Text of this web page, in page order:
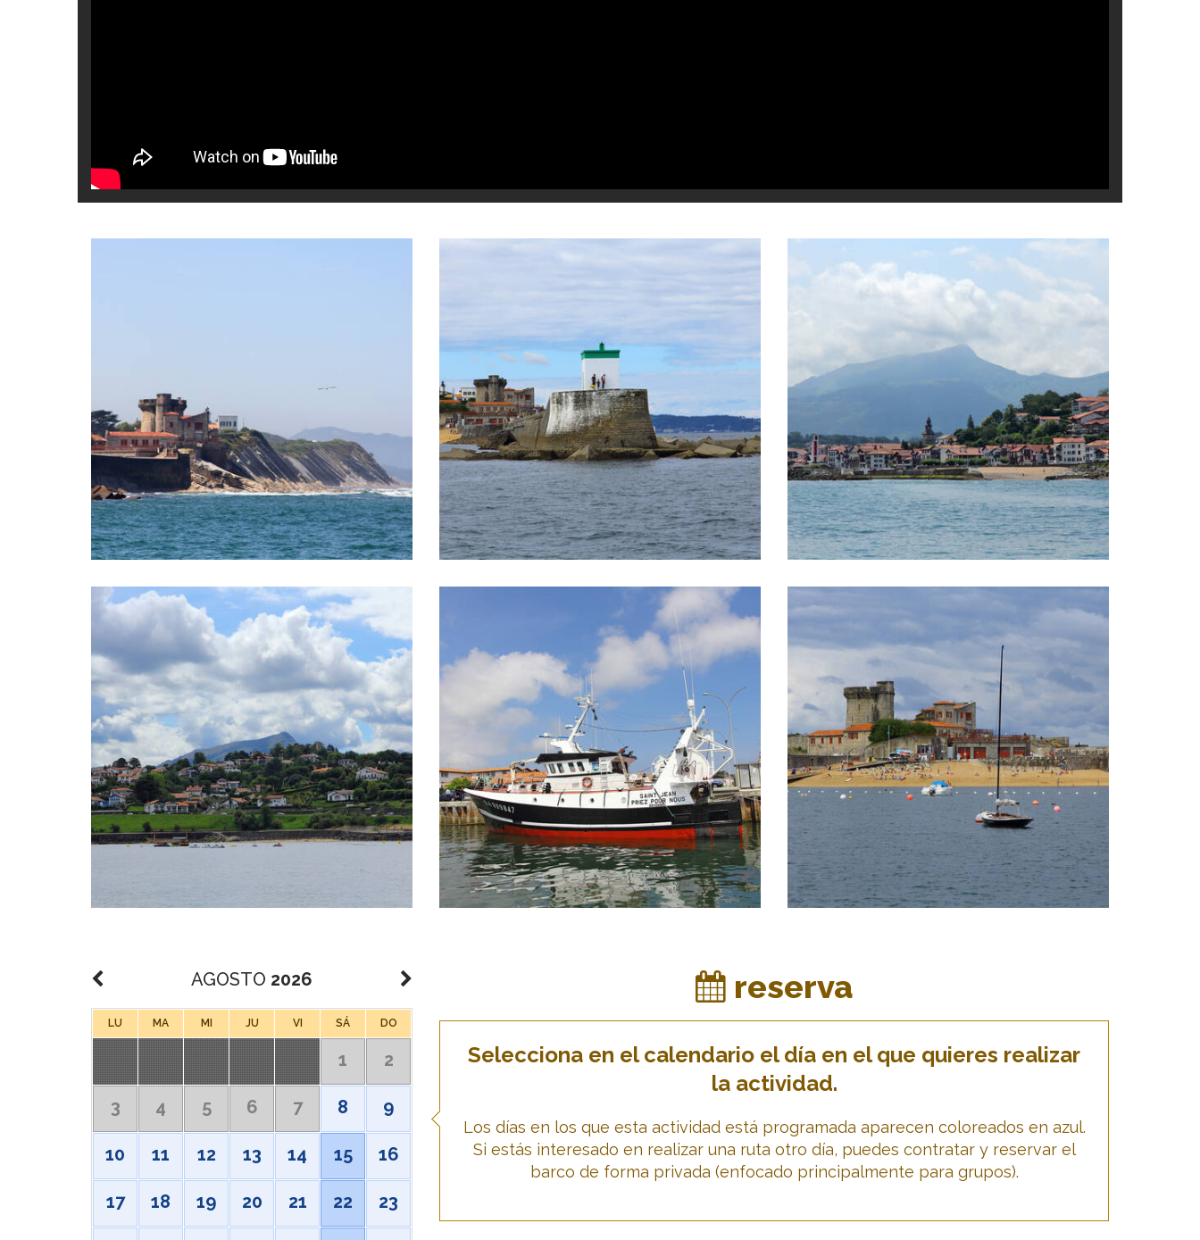
AGOSTO 2026
LU MA MI JU VI SÁ DO
1 2
3 4 5 6 7 8 9
10 11 12 13 14 15 16
17 18 19 20 21 22 23
reserva
Selecciona en el calendario el día en el que quieres realizar
la actividad.
Los días en los que esta actividad está programada aparecen coloreados en azul.
Si estás interesado en realizar una ruta otro día, puedes contratar y reservar el
barco de forma privada (enfocado principalmente para grupos).